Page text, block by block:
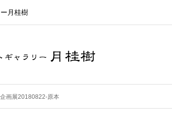
月桂樹
画展20180822-原本